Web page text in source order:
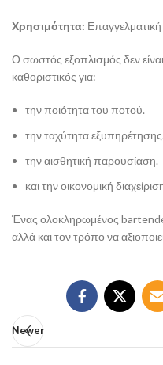
Χρησιμότητα:
Ο σωστός εξοπλισμός δεν
καθοριστικός για:
την ποιότητα του ποτού.
την ταχύτητα εξυπηρέτησης.
την αισθητική παρουσίαση.
και την οικονομική
Ένας ολοκληρωμένος
αλλά και τον τρόπο να
Newer